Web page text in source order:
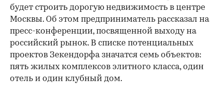
будет строить дорогую недвижимость в центре
Москвы. Об этом предприниматель рассказал на
пресс-конференции, посвященной выходу на
российский рынок. В списке потенциальных
проектов Зекендорфа значатся семь объектов:
пять жилых комплексов элитного класса, один
отель и один клубный дом.